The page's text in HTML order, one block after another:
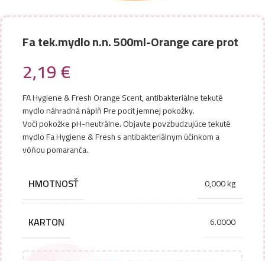
Fa tek.mydlo n.n. 500ml-Orange care prot
2,19€
FA Hygiene & Fresh Orange Scent, antibakteriálne tekuté
mydlo náhradná náplň Pre pocit jemnej pokožky.
Voči pokožke pH-neutrálne. Objavte povzbudzujúce tekuté
mydlo Fa Hygiene & Fresh s antibakteriálnym účinkom a
vôňou pomaranča.
HMOTNOSŤ 0,000 kg
KARTON 6.0000